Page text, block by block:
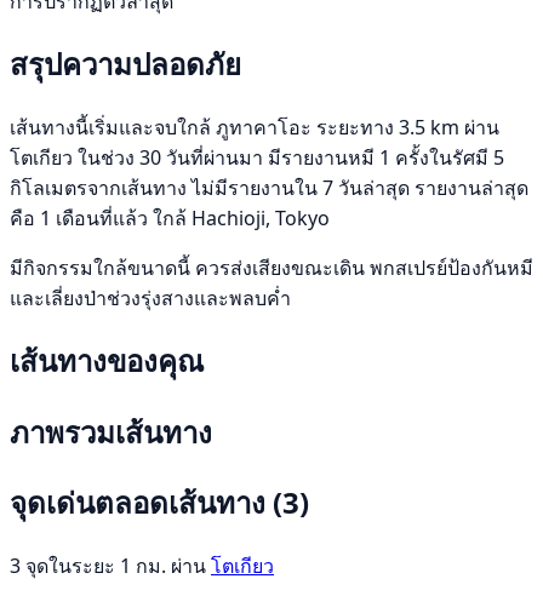
สรุปความปลอดภัย
เส้นทางนี้เริ่มและจบใกล้ ภูทาคาโอะ ระยะทาง 3.5 km ผ่าน
โตเกียว ในช่วง 30 วันที่ผ่านมา มีรายงานหมี 1 ครั้งในรัศมี 5
กิโลเมตรจากเส้นทาง ไม่มีรายงานใน 7 วันล่าสุด รายงานล่าสุด
คือ 1 เดือนที่แล้ว ใกล้ Hachioji, Tokyo
มีกิจกรรมใกล้ขนาดนี้ ควรส่งเสียงขณะเดิน พกสเปรย์ป้องกันหมี
และเลี่ยงป่าช่วงรุ่งสางและพลบค่ำ
เส้นทางของคุณ
ภาพรวมเส้นทาง
จุดเด่นตลอดเส้นทาง (3)
3 จุดในระยะ 1 กม. ผ่านโตเกียว